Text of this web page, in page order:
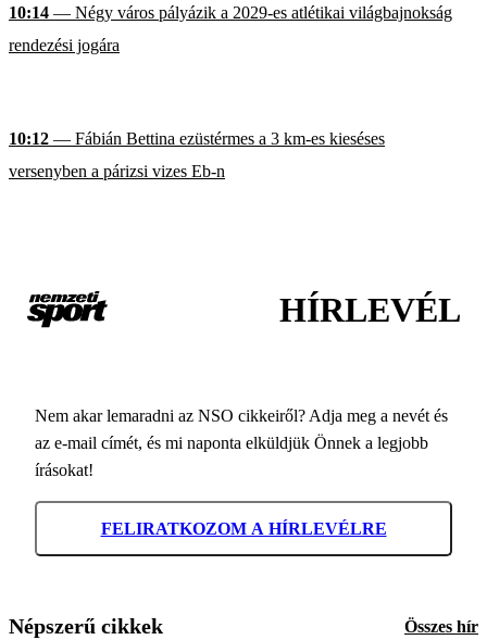
10:14 — Négy város pályázik a 2029-es atlétikai világbajnokság
rendezési jogára
10:12 — Fábián Bettina ezüstérmes a 3 km-es kieséses
versenyben a párizsi vizes Eb-n
HÍRLEVÉL
Nem akar lemaradni az NSO cikkeiről? Adja meg a nevét és
az e-mail címét, és mi naponta elküldjük Önnek a legjobb
írásokat!
FELIRATKOZOM A HÍRLEVÉLRE
Népszerű cikkek Összes hír